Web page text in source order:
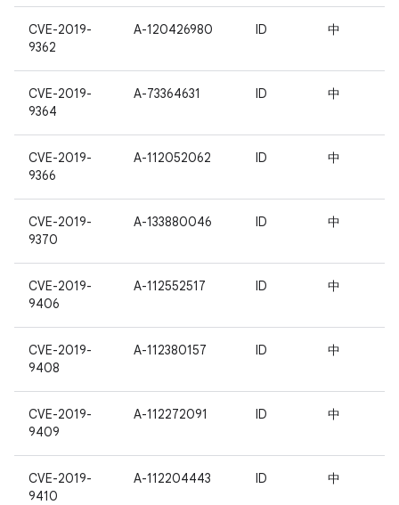
CVE-2019-
9362
A-120426980 ID 中
CVE-2019-
9364
A-73364631 ID 中
CVE-2019-
9366
A-112052062 ID 中
CVE-2019-
9370
A-133880046 ID 中
CVE-2019-
9406
A-112552517 ID 中
CVE-2019-
9408
A-112380157 ID 中
CVE-2019-
9409
A-112272091 ID 中
CVE-2019-
9410
A-112204443 ID 中